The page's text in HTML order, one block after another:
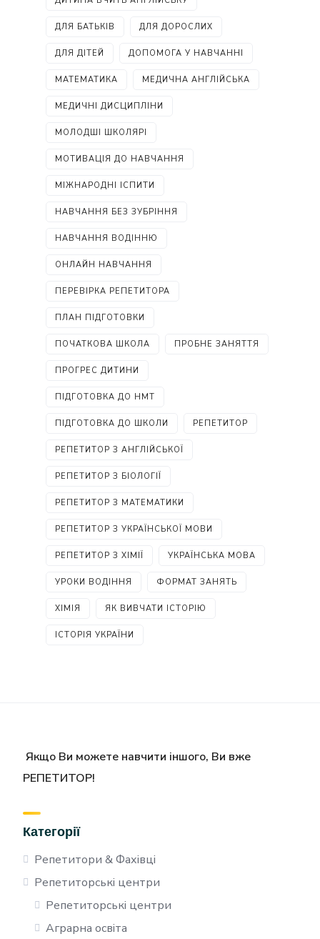
ДЛЯ БАТЬКІВ ДЛЯ ДОРОСЛИХ
ДЛЯ ДІТЕЙ ДОПОМОГА У НАВЧАННІ
МАТЕМАТИКА МЕДИЧНА АНГЛІЙСЬКА
МЕДИЧНІ ДИСЦИПЛІНИ
МОЛОДШІ ШКОЛЯРІ
МОТИВАЦІЯ ДО НАВЧАННЯ
МІЖНАРОДНІ ІСПИТИ
НАВЧАННЯ БЕЗ ЗУБРІННЯ
НАВЧАННЯ ВОДІННЮ
ОНЛАЙН НАВЧАННЯ
ПЕРЕВІРКА РЕПЕТИТОРА
ПЛАН ПІДГОТОВКИ
ПОЧАТКОВА ШКОЛА ПРОБНЕ ЗАНЯТТЯ
ПРОГРЕС ДИТИНИ
ПІДГОТОВКА ДО НМТ
ПІДГОТОВКА ДО ШКОЛИ РЕПЕТИТОР
РЕПЕТИТОР З АНГЛІЙСЬКОЇ
РЕПЕТИТОР З БІОЛОГІЇ
РЕПЕТИТОР З МАТЕМАТИКИ
РЕПЕТИТОР З УКРАЇНСЬКОЇ МОВИ
РЕПЕТИТОР З ХІМІЇ УКРАЇНСЬКА МОВА
УРОКИ ВОДІННЯ ФОРМАТ ЗАНЯТЬ
ХІМІЯ ЯК ВИВЧАТИ ІСТОРІЮ
ІСТОРІЯ УКРАЇНИ
Якщо Ви можете навчити іншого, Ви вже
РЕПЕТИТОР!
Категорії
Репетитори & Фахівці
Репетиторські центри
Репетиторські центри
Аграрна освіта